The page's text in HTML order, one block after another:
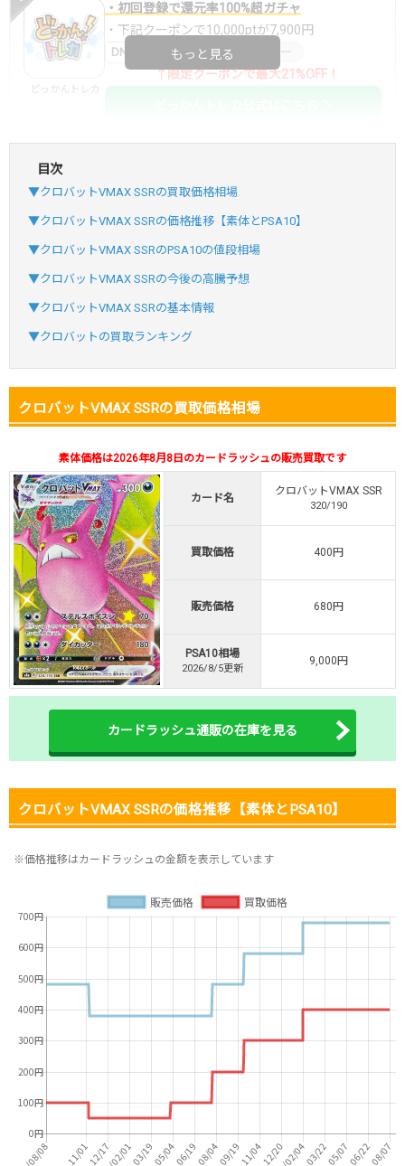
・初回登録で還元率100%超ガチャ
・下記クーポンで10,000ptが7,900円
DNGBIF4X コードコピー
↑限定クーポンで最大21%OFF！
おりパンダ
・新規登録で6種類アド確解禁
SVGC7P コードコピー
オリパスタジアム
・atone・ペイディ対応！
オリパスタジアム公式はこちら ＞
オリくじ
・新規登録で無料100連できる！
・初回購入は500coinが50円
TVCM記念！激熱イベント開催中
オリくじ公式はこちら ＞
TORAオリパ
・リリース1周年イベント開催中！
・新規登録で最大90%OFF
初回登録で4種類アド確解放
TORAオリパ公式はこちら ＞
もっと見る
目次
▼クロバットVMAX SSRの買取価格相場
▼クロバットVMAX SSRの価格推移【素体とPSA10】
▼クロバットVMAX SSRのPSA10の値段相場
▼クロバットVMAX SSRの今後の高騰予想
▼クロバットVMAX SSRの基本情報
▼クロバットの買取ランキング
クロバットVMAX SSRの買取価格相場
素体価格は2026年8月8日のカードラッシュの販売買取です
カード名
クロバットVMAX SSR
320/190
買取価格 400円
販売価格 680円
PSA10相場
2026/8/5更新
9,000円
カードラッシュ通販の在庫を見る
クロバットVMAX SSRの価格推移【素体とPSA10】
※価格推移はカードラッシュの金額を表示しています